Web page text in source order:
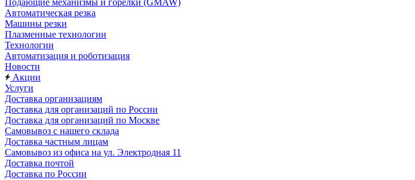
Подающие механизмы и горелки (GMAW)
Автоматическая резка
Машины резки
Плазменные технологии
Технологии
Автоматизация и роботизация
Новости
Акции
Услуги
Доставка организациям
Доставка для организаций по России
Доставка для организаций по Москве
Самовывоз с нашего склада
Доставка частным лицам
Самовывоз из офиса на ул. Электродная 11
Доставка почтой
Доставка по России